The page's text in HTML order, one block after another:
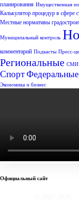
планирования Имущественная
Калькулятор процедур в сфере
Местные нормативы
Муниципальный контроль
комментарий Подкасты Пресс-
Региональные СМИ
СпортФедеральные
Экономика и бизнес
Официальный сайт